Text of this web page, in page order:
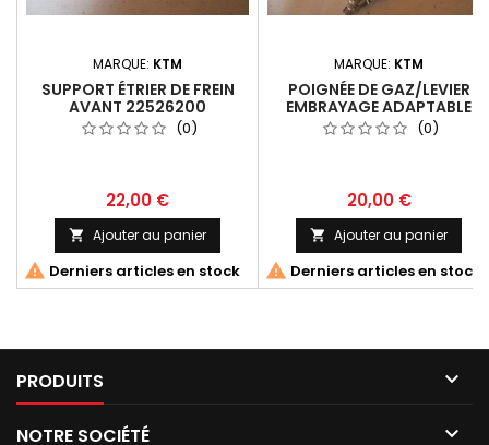
MARQUE: KTM
SUPPORT ÉTRIER DE FREIN
AVANT 22526200
(0)
22,00 €
 Ajouter au panier
 Derniers articles en stock
MARQUE: KTM
POIGNÉE DE GAZ/LEVIER
EMBRAYAGE ADAPTABLE
(0)
20,00 €
 Ajouter au panier
 Derniers articles en stock
PRODUITS 
NOTRE SOCIÉTÉ 